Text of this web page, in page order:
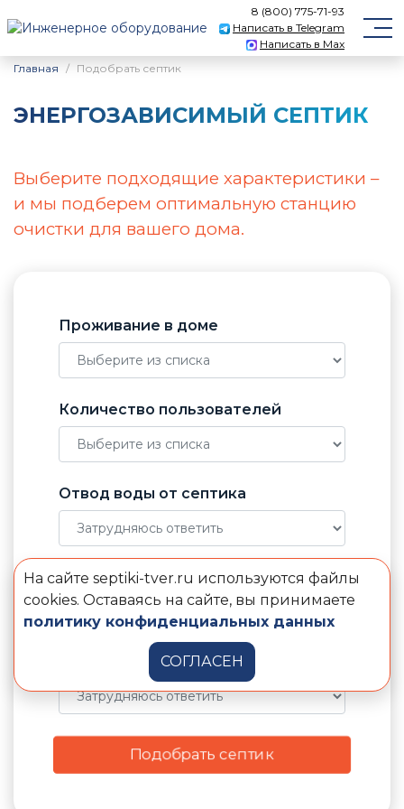
8 (800) 775-71-93
Написать в Telegram
Написать в Max
Главная
Подобрать септик
ЭНЕРГОЗАВИСИМЫЙ СЕПТИК
Выберите подходящие характеристики –
и мы подберем оптимальную станцию
очистки для вашего дома.
Проживание в доме
Количество пользователей
Отвод воды от септика
Электричество в доме
Уровень грунтовых вод
Подобрать септик
На сайте septiki-tver.ru используются файлы
cookies. Оставаясь на сайте, вы принимаете
политику конфиденциальных данных
СОГЛАСЕН